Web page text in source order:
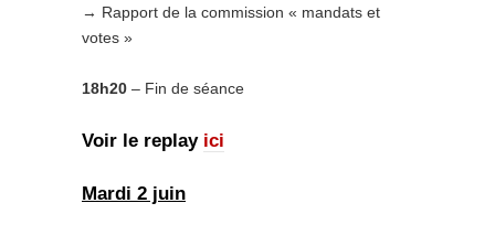
→ Rapport de la commission « mandats et
votes »
18h20 – Fin de séance
Voir le replay ici
Mardi 2 juin